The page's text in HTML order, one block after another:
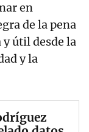
en
de la pena
útil desde la
y la